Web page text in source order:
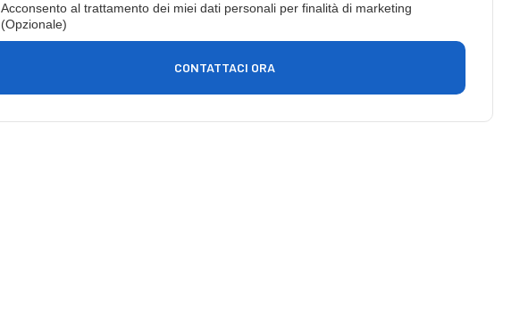
Acconsento al trattamento dei miei dati personali per finalità di marketing
(Opzionale)